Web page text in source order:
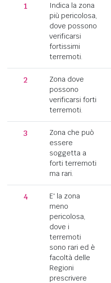
1
Indica la zona
più pericolosa,
dove possono
verificarsi
fortissimi
terremoti.
2
Zona dove
possono
verificarsi forti
terremoti.
3
Zona che può
essere
soggetta a
forti terremoti
ma rari.
4
E' la zona
meno
pericolosa,
dove i
terremoti
sono rari ed è
facoltà delle
Regioni
prescrivere